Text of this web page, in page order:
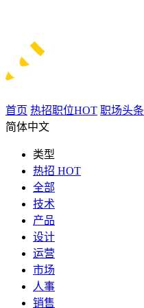
首页 热招职位HOT 职场头条
简体中文
类型
热招 HOT
全部
技术
产品
设计
运营
市场
人事
销售